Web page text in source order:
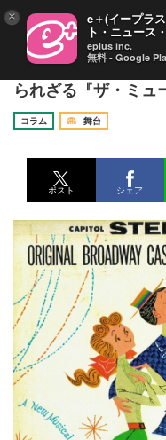
「ザ・ブロードウ
られざる『ザ・ミュ
コラム
舞台
ポスト シェア
× e＋(イープラ
ト・ニュース
eplus inc.
無料 - Google